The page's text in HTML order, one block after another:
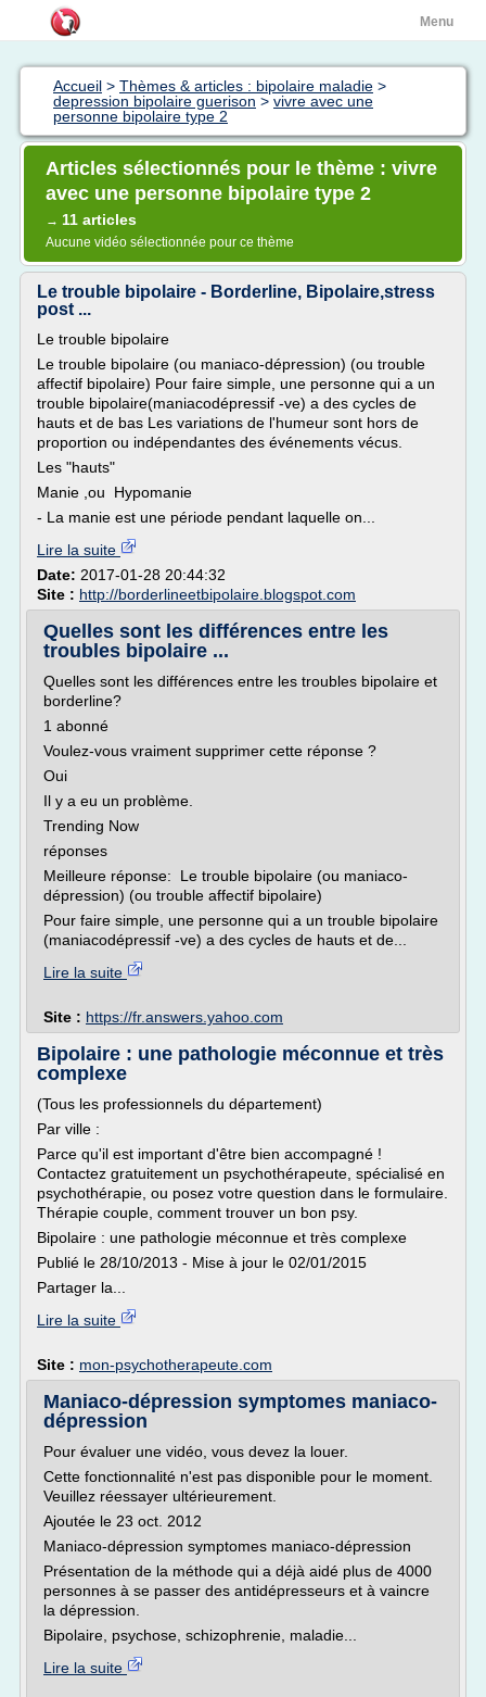
Menu
Accueil > Thèmes & articles : bipolaire maladie >
depression bipolaire guerison > vivre avec une
personne bipolaire type 2
Articles sélectionnés pour le thème : vivre
avec une personne bipolaire type 2
→ 11 articles
Aucune vidéo sélectionnée pour ce thème
Le trouble bipolaire - Borderline, Bipolaire,stress
post ...
Le trouble bipolaire
Le trouble bipolaire (ou maniaco-dépression) (ou trouble
affectif bipolaire) Pour faire simple, une personne qui a un
trouble bipolaire(maniacodépressif -ve) a des cycles de
hauts et de bas Les variations de l'humeur sont hors de
proportion ou indépendantes des événements vécus.
Les "hauts"
Manie ,ou Hypomanie
- La manie est une période pendant laquelle on...
Lire la suite
Date: 2017-01-28 20:44:32
Site : http://borderlineetbipolaire.blogspot.com
Quelles sont les différences entre les
troubles bipolaire ...
Quelles sont les différences entre les troubles bipolaire et
borderline?
1 abonné
Voulez-vous vraiment supprimer cette réponse ?
Oui
Il y a eu un problème.
Trending Now
réponses
Meilleure réponse: Le trouble bipolaire (ou maniaco-
dépression) (ou trouble affectif bipolaire)
Pour faire simple, une personne qui a un trouble bipolaire
(maniacodépressif -ve) a des cycles de hauts et de...
Lire la suite
Site : https://fr.answers.yahoo.com
Bipolaire : une pathologie méconnue et très
complexe
(Tous les professionnels du département)
Par ville :
Parce qu'il est important d'être bien accompagné !
Contactez gratuitement un psychothérapeute, spécialisé en
psychothérapie, ou posez votre question dans le formulaire.
Thérapie couple, comment trouver un bon psy.
Bipolaire : une pathologie méconnue et très complexe
Publié le 28/10/2013 - Mise à jour le 02/01/2015
Partager la...
Lire la suite
Site : mon-psychotherapeute.com
Maniaco-dépression symptomes maniaco-
dépression
Pour évaluer une vidéo, vous devez la louer.
Cette fonctionnalité n'est pas disponible pour le moment.
Veuillez réessayer ultérieurement.
Ajoutée le 23 oct. 2012
Maniaco-dépression symptomes maniaco-dépression
Présentation de la méthode qui a déjà aidé plus de 4000
personnes à se passer des antidépresseurs et à vaincre
la dépression.
Bipolaire, psychose, schizophrenie, maladie...
Lire la suite